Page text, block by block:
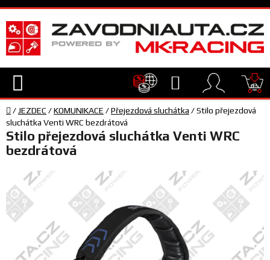
Přejít
na
obsah
Hledat
TECHNIKA
VYBAVENÍ
JEZDEC
TÝM
SERVIS
Domů
/ JEZDEC /KOMUNIKACE /Přejezdová sluchátka /Stilo přejezdová
sluchátka Venti WRC bezdrátová
Stilo přejezdová sluchátka Venti WRC
bezdrátová